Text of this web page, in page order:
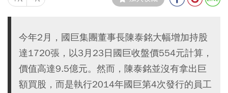
今年2月，國巨集團董事長陳泰銘大幅增加持股
達1720張，以3月23日國巨收盤價554元計算，
價值高達9.5億元。然而，陳泰銘並沒有拿出巨
額買股，而是執行2014年國巨第4次發行的員工